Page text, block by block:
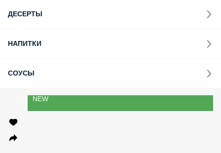
ДЕСЕРТЫ
НАПИТКИ
СОУСЫ
NEW